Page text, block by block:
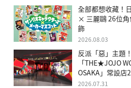
全部都想收藏！
× 三麗鷗 26位角
飾
2026.08.03
反派「惡」主題
「THE★JOJO
OSAKA」常設店
季開幕
2026.07.31